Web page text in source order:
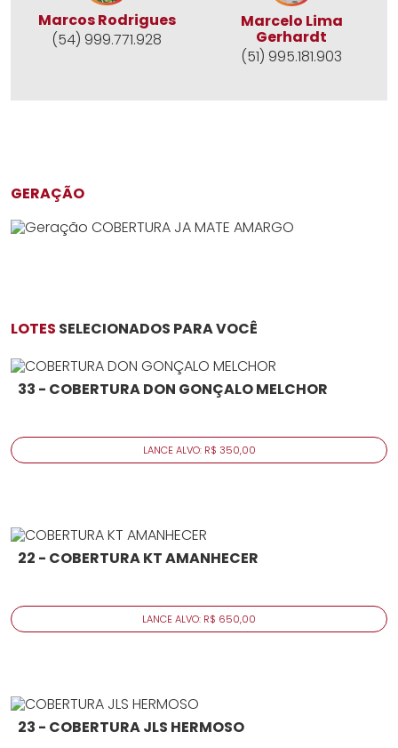
Marcos Rodrigues
(54) 999.771.928
Marcelo Lima
Gerhardt
(51) 995.181.903
GERAÇÃO
LOTES SELECIONADOS PARA VOCÊ
33 - COBERTURA DON GONÇALO MELCHOR
LANCE ALVO: R$ 350,00
22 - COBERTURA KT AMANHECER
LANCE ALVO: R$ 650,00
23 - COBERTURA JLS HERMOSO